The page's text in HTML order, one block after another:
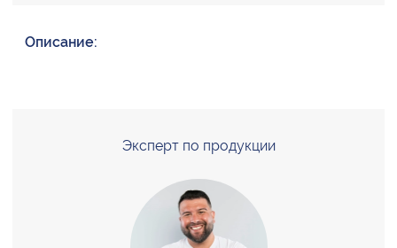
Описание:
Эксперт по продукции